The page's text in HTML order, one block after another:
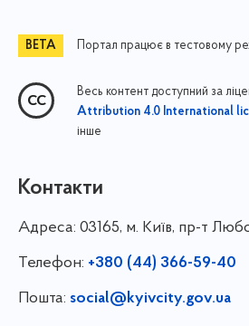
Портал працює в тестовому
Весь контент доступний за
Attribution 4.0 International
інше
Контакти
Адреса: 03165, м. Київ, пр-т
Телефон: +380 (44) 366-59-40
Пошта: social@kyivcity.gov.ua